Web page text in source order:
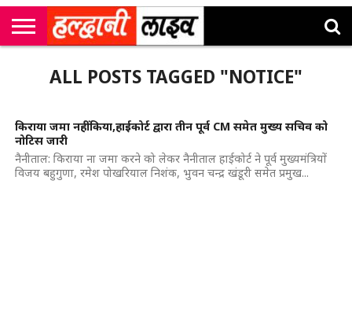
कॉर्नर
उत्तराखंड
मनोरंजन
सम्पादकीय
अलर्ट्सALL POSTS TAGGED "NOTICE"
किराया जमा नहीं किया,हाईकोर्ट द्वारा तीन पूर्व CM समेत मुख्य सचिव को
नोटिस जारी
नैनीताल: किराया ना जमा करने को लेकर नैनीताल हाईकोर्ट ने पूर्व मुख्यमंत्रियों
विजय बहुगुणा, रमेश पोखरियाल निशंक, भुवन चन्द्र खंडूरी समेत प्रमुख...